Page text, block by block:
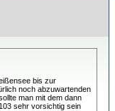
bis zur
noch abzuwartenden
man mit dem dann
sehr vorsichtig sein